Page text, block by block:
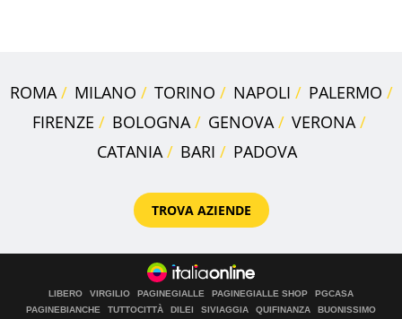
ROMA MILANO TORINO NAPOLI
PALERMO
FIRENZE
BOLOGNA GENOVA
VERONA
CATANIA
BARI PADOVA
TROVA AZIENDE
LIBERO VIRGILIO PAGINEGIALLE PAGINEGIALLE SHOP
PGCASA
PAGINEBIANCHE
TUTTOCITTÀ DILEI SIVIAGGIA QUIFINANZA
BUONISSIMO